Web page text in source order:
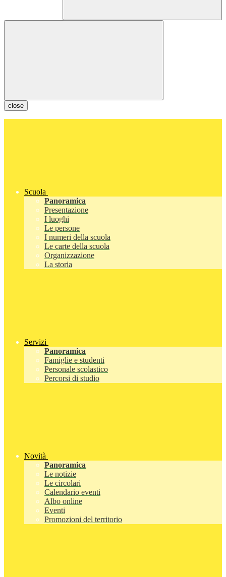
close
Scuola
Panoramica
Presentazione
I luoghi
Le persone
I numeri della scuola
Le carte della scuola
Organizzazione
La storia
Servizi
Panoramica
Famiglie e studenti
Personale scolastico
Percorsi di studio
Novità
Panoramica
Le notizie
Le circolari
Calendario eventi
Albo online
Eventi
Promozioni del territorio